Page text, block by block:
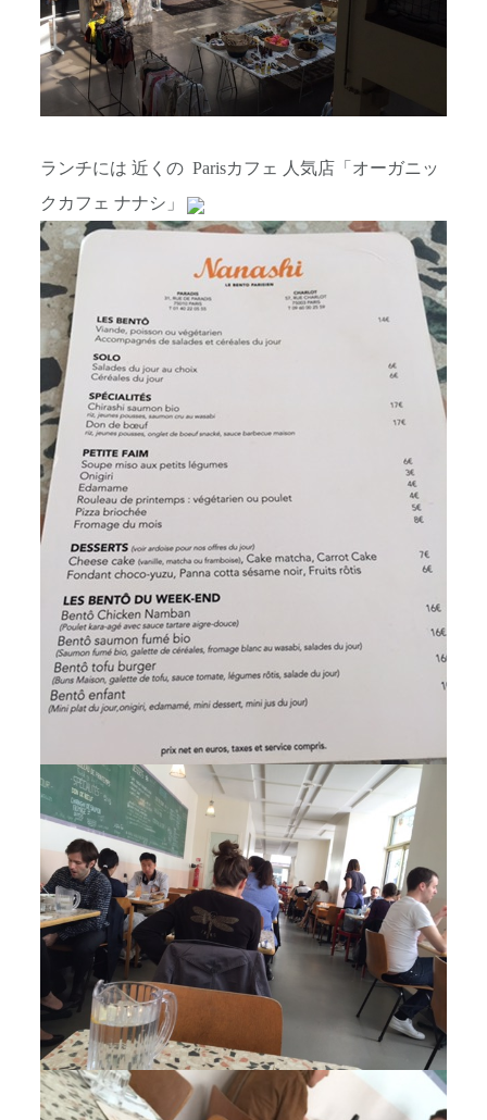
ランチには 近くの Parisカフェ 人気店「オーガニッ
クカフェ ナナシ」